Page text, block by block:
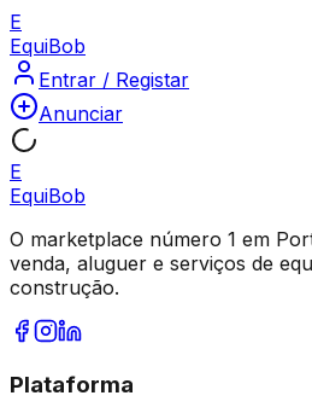
E
EquiBob
Entrar / Registar
Anunciar
E
EquiBob
O marketplace número 1 em
venda, aluguer e serviços de
construção.
Plataforma